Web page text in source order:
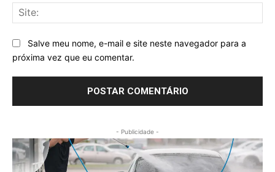
Salve meu nome, e-mail e site neste navegador para a
próxima vez que eu comentar.
- Publicidade -